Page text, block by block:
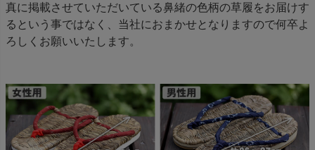
真に掲載させていただいている鼻緒の色柄の草履をお届けす
るという事ではなく、当社におまかせとなりますので何卒よ
ろしくお願いいたします。